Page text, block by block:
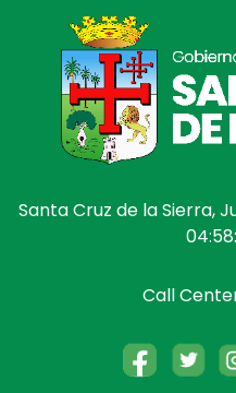
Santa Cruz de la Sierra,
Call